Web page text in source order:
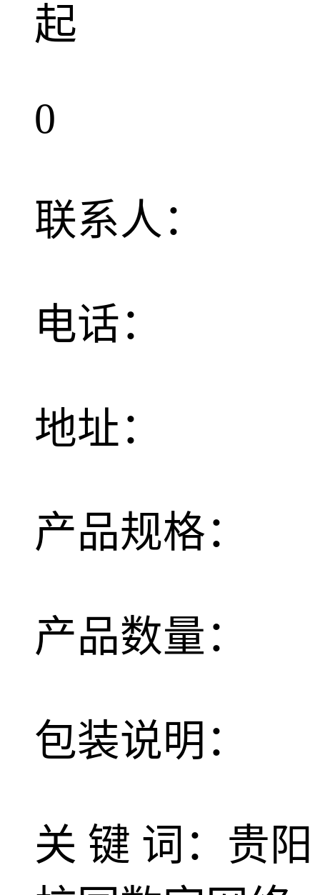
起
0
联系人：
电话：
地址：
产品规格：
产品数量：
包装说明：
关 键 词：贵阳